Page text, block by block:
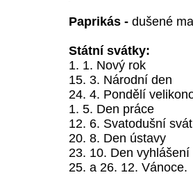
Paprikás - dušené
Státní svátky:
1. 1. Nový rok
15. 3. Národní den
24. 4. Pondělí
1. 5. Den práce
12. 6. Svatodušní
20. 8. Den ústavy
23. 10. Den vyhlášení
25. a 26. 12. Vánoce.